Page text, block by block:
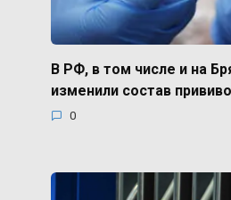
В РФ, в том числе и на
изменили состав
0